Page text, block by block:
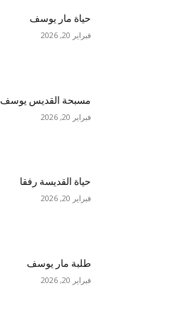
حياة مار يوسف
فبراير 20, 2026
مسبحة القديس يوسف
فبراير 20, 2026
حياة القديسة رفقا
فبراير 20, 2026
طلبة مار يوسف
فبراير 20, 2026